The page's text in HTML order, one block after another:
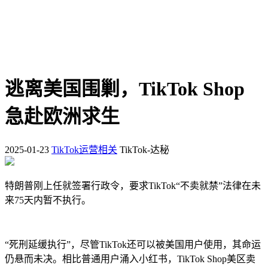
逃离美国围剿，TikTok Shop
急赴欧洲求生
2025-01-23 TikTok运营相关 TikTok-达秘
特朗普刚上任就签署行政令，要求TikTok“不卖就禁”法律在未
来75天内暂不执行。
“死刑延缓执行”，尽管TikTok还可以被美国用户使用，其命运
仍悬而未决。相比普通用户涌入小红书，TikTok Shop美区卖